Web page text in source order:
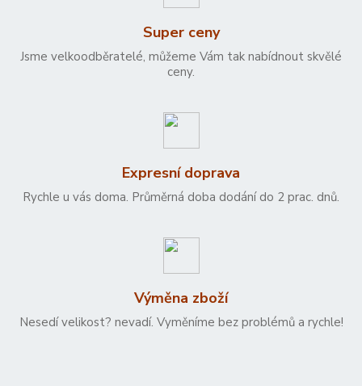
Super ceny
Jsme velkoodběratelé, můžeme Vám tak nabídnout skvělé
ceny.
Expresní doprava
Rychle u vás doma. Průměrná doba dodání do 2 prac. dnů.
Výměna zboží
Nesedí velikost? nevadí. Vyměníme bez problémů a rychle!